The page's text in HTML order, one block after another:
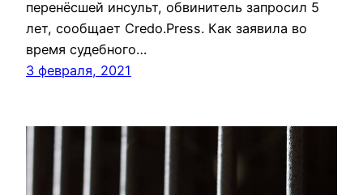
перенёсшей инсульт, обвинитель запросил 5
лет, сообщает Credo.Press. Как заявила во
время судебного…
3 февраля, 2021